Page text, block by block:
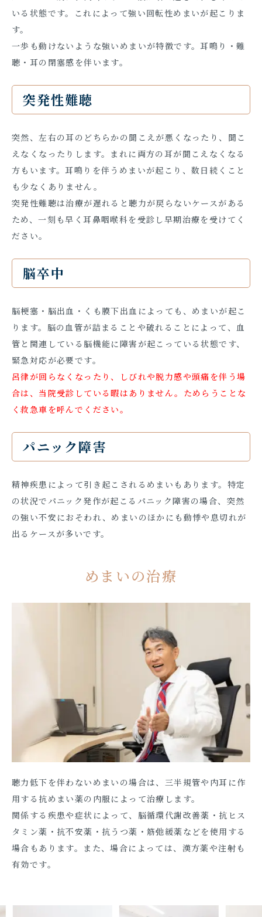
いる状態です。これによって強い回転性めまいが起こりま
す。
一歩も動けないような強いめまいが特徴です。耳鳴り・難
聴・耳の閉塞感を伴います。
突発性難聴
突然、左右の耳のどちらかの聞こえが悪くなったり、聞こ
えなくなったりします。まれに両方の耳が聞こえなくなる
方もいます。耳鳴りを伴うめまいが起こり、数日続くこと
も少なくありません。
突発性難聴は治療が遅れると聴力が戻らないケースがある
ため、一刻も早く耳鼻咽喉科を受診し早期治療を受けてく
ださい。
脳卒中
脳梗塞・脳出血・くも膜下出血によっても、めまいが起こ
ります。脳の血管が詰まることや破れることによって、血
管と関連している脳機能に障害が起こっている状態です、
緊急対応が必要です。
呂律が回らなくなったり、しびれや脱力感や頭痛を伴う場
合は、当院受診している暇はありません。ためらうことな
く救急車を呼んでください。
パニック障害
精神疾患によって引き起こされるめまいもあります。特定
の状況でパニック発作が起こるパニック障害の場合、突然
の強い不安におそわれ、めまいのほかにも動悸や息切れが
出るケースが多いです。
めまいの治療
聴力低下を伴わないめまいの場合は、三半規管や内耳に作
用する抗めまい薬の内服によって治療します。
関係する疾患や症状によって、脳循環代謝改善薬・抗ヒス
タミン薬・抗不安薬・抗うつ薬・筋弛緩薬などを使用する
場合もあります。また、場合によっては、漢方薬や注射も
有効です。